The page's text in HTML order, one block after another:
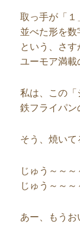
取っ手が「１
並べた形を数
という、さす
ユーモア満載
私は、この「
鉄フライパン
そう、焼いて
じゅう～～～
じゅう～～～
あー、もうお